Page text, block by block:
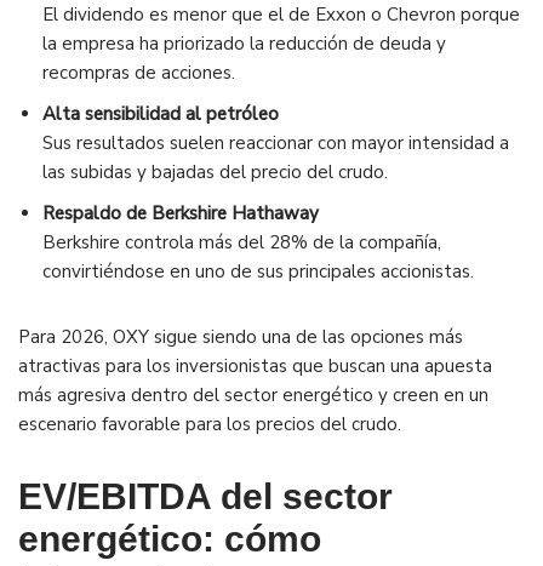
El dividendo es menor que el de Exxon o Chevron porque
la empresa ha priorizado la reducción de deuda y
recompras de acciones.
Alta sensibilidad al petróleo
Sus resultados suelen reaccionar con mayor intensidad a
las subidas y bajadas del precio del crudo.
Respaldo de Berkshire Hathaway
Berkshire controla más del 28% de la compañía,
convirtiéndose en uno de sus principales accionistas.
Para 2026, OXY sigue siendo una de las opciones más
atractivas para los inversionistas que buscan una apuesta
más agresiva dentro del sector energético y creen en un
escenario favorable para los precios del crudo.
EV/EBITDA del sector
energético: cómo